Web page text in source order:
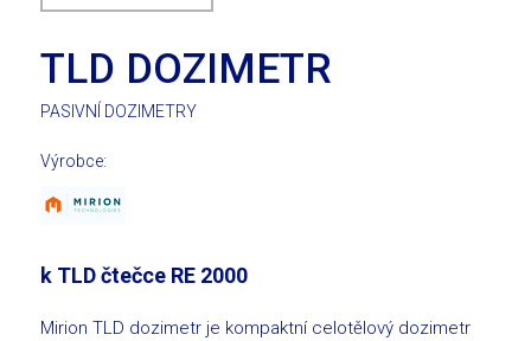
TLD DOZIMETR
PASIVNÍ DOZIMETRY
Výrobce:
k TLD čtečce RE 2000
Mirion TLD dozimetr je kompaktní celotělový dozimetr